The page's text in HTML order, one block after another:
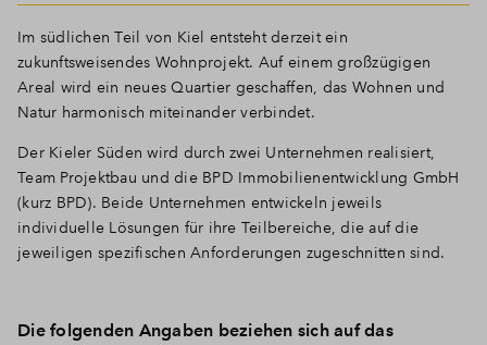
Im südlichen Teil von Kiel entsteht derzeit ein
zukunftsweisendes Wohnprojekt. Auf einem großzügigen
Areal wird ein neues Quartier geschaffen, das Wohnen und
Natur harmonisch miteinander verbindet.
Der Kieler Süden wird durch zwei Unternehmen realisiert,
Team Projektbau und die BPD Immobilienentwicklung GmbH
(kurz BPD). Beide Unternehmen entwickeln jeweils
individuelle Lösungen für ihre Teilbereiche, die auf die
jeweiligen spezifischen Anforderungen zugeschnitten sind.
Die folgenden Angaben beziehen sich auf das